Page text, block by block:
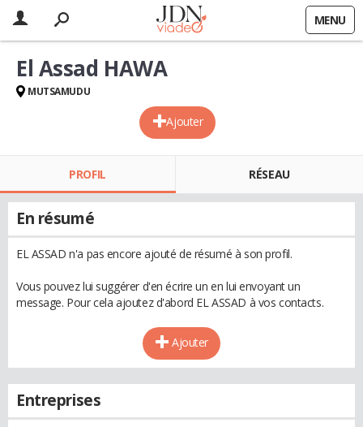
MENU
Ajouter
El Assad HAWA
MUTSAMUDU
PROFIL RÉSEAU
En résumé
EL ASSAD n'a pas encore ajouté de résumé à son profil.
Vous pouvez lui suggérer d'en écrire un en lui envoyant un
message. Pour cela ajoutez d'abord EL ASSAD à vos contacts.
Ajouter
Entreprises